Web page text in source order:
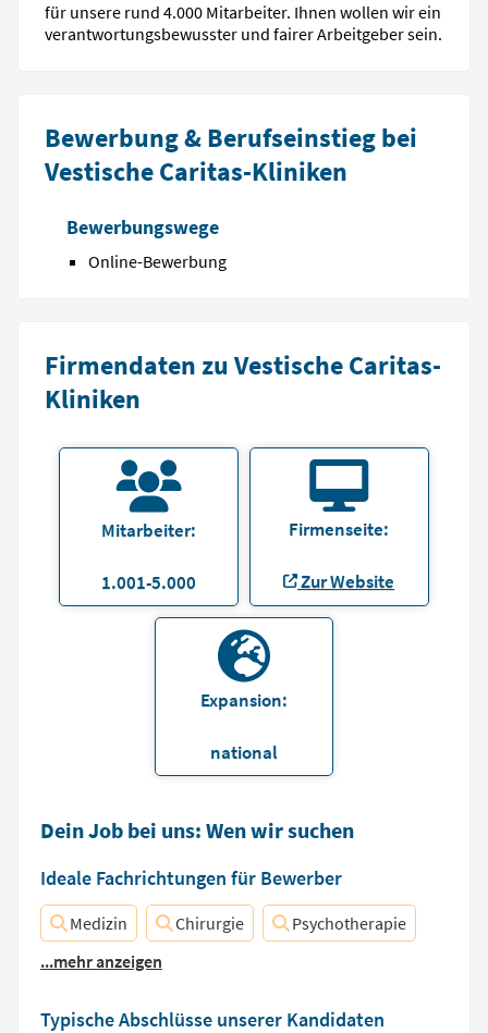
für unsere rund 4.000 Mitarbeiter. Ihnen wollen wir ein
verantwortungsbewusster und fairer Arbeitgeber sein.
Bewerbung & Berufseinstieg bei
Vestische Caritas-Kliniken
Bewerbungswege
Online-Bewerbung
Firmendaten zu Vestische Caritas-
Kliniken
Mitarbeiter:
1.001-5.000
Firmenseite:
Zur Website
Expansion:
national
Dein Job bei uns: Wen wir suchen
Ideale Fachrichtungen für Bewerber
Medizin Chirurgie
Psychotherapie
...mehr anzeigen
Typische Abschlüsse unserer Kandidaten